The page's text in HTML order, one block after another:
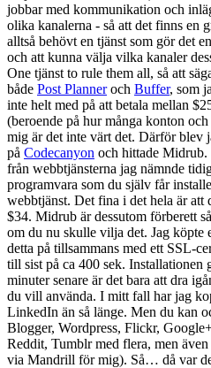
jobbar med kommunikation och
olika kanalerna - så att det finns en
alltså behövt en tjänst som gör det
och att kunna välja vilka kanaler
One tjänst to rule them all, så att
både Post Planneroch Buffer, som
inte helt med på att betala mellan
(beroende på hur många konton
mig är det inte värt det. Därför blev
på Codecanyon och hittade Midrub.
från webbtjänsterna jag nämnde
programvara som du själv får
webbtjänst. Det fina i det hela är att
$34. Midrub är dessutom förberett
om du nu skulle vilja det. Jag köpte
detta på tillsammans med ett SSL-
till sist på ca 400 sek. Installationen
minuter senare är det bara att dra
du vill använda. I mitt fall har jag
LinkedIn än så länge. Men du kan
Blogger, Wordpress, Flickr,
Reddit, Tumblr med flera, men
via Mandrill för mig). Så… då var